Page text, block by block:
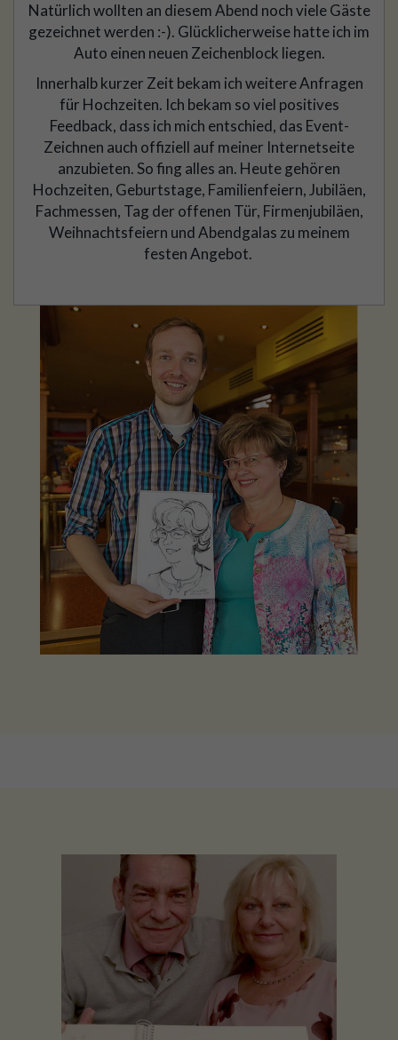
Natürlich wollten an diesem Abend noch viele Gäste
gezeichnet werden :-). Glücklicherweise hatte ich im
Auto einen neuen Zeichenblock liegen.
Innerhalb kurzer Zeit bekam ich weitere Anfragen
für Hochzeiten. Ich bekam so viel positives
Feedback, dass ich mich entschied, das Event-
Zeichnen auch offiziell auf meiner Internetseite
anzubieten. So fing alles an. Heute gehören
Hochzeiten, Geburtstage, Familienfeiern, Jubiläen,
Fachmessen, Tag der offenen Tür, Firmenjubiläen,
Weihnachtsfeiern und Abendgalas zu meinem
festen Angebot.